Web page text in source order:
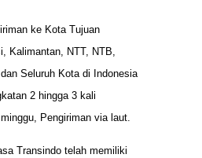
ke Kota Tujuan
Kalimantan, NTT, NTB,
Seluruh Kota di Indonesia
2 hingga 3 kali
Pengiriman via laut.
Transindo telah memiliki